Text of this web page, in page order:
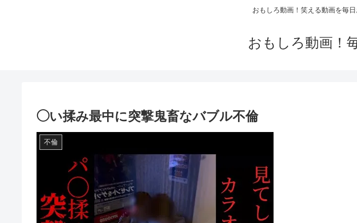
おもしろ動画！笑える動画を毎日
おもしろ動画！
◯い揉み最中に突撃鬼畜なバブル不倫
不倫